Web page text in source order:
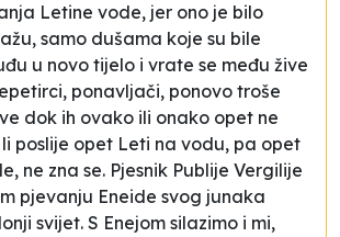
Letine vode, jer ono je bilo
samo dušama koje su bile
u novo tijelo i vrate se među žive
ponavljači, ponovo troše
dok ih ovako ili onako opet ne
poslije opet Leti na vodu, pa opet
ne zna se. Pjesnik Publije Vergilije
pjevanju Eneide svog junaka
svijet. S Enejom silazimo i mi,